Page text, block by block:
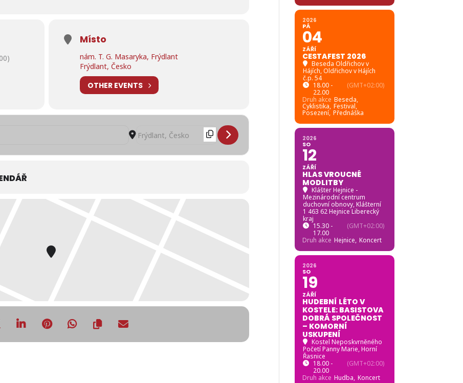
Místo
nám. T. G. Masaryka, Frýdlant
Frýdlant, Česko
OTHER EVENTS
AOS Smědá 2022 [uJ9C8adDl] Destination Address - Rodinná AOS Smědá 2022 [BOcuwTKBX]
2026
PÁ
04
ZÁŘÍ
CESTAFEST 2026
Beseda Oldřichov v
Hájích, Oldřichov v Hájích
č.p. 54
18.00 -
22.00
(GMT+02:00)
Druh akce Beseda,
Cyklistika, Festival,
Posezení, Přednáška
2026
SO
12
ZÁŘÍ
HLAS VROUCNÉ
MODLITBY
Klášter Hejnice -
Mezinárodní centrum
duchovní obnovy, Klášterní
1 463 62 Hejnice Liberecký
kraj
15.30 -
17.00
(GMT+02:00)
Druh akce Hejnice, Koncert
2026
SO
19
ZÁŘÍ
HUDEBNÍ LÉTO V
KOSTELE: BASISTOVA
DOBRÁ SPOLEČNOST
– KOMORNÍ
USKUPENÍ
Kostel Neposkvrněného
Početí Panny Marie, Horní
Řasnice
18.00 -
20.00
(GMT+02:00)
Druh akce Hudba, Koncert